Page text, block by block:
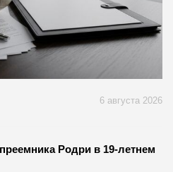
6 августа 2026
Родри в 19-летнем